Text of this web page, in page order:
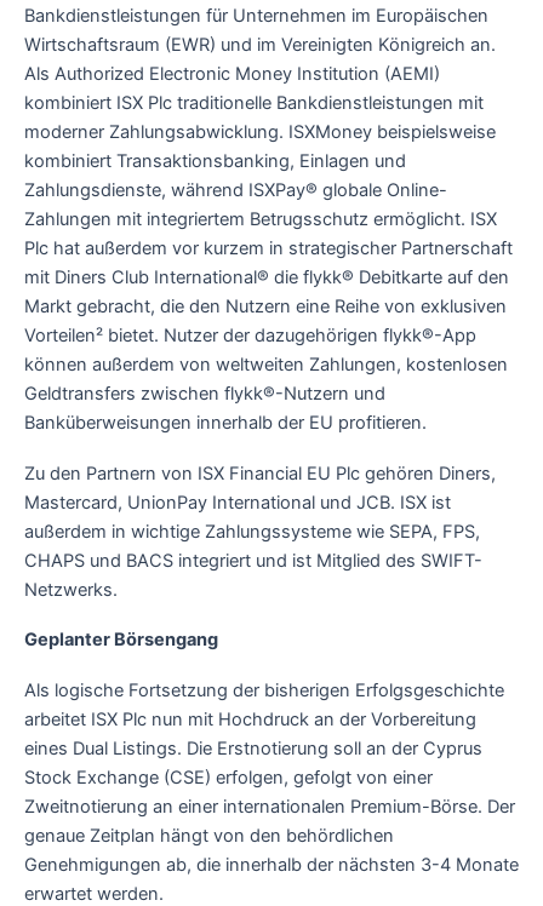
Bankdienstleistungen für Unternehmen im Europäischen
Wirtschaftsraum (EWR) und im Vereinigten Königreich an.
Als Authorized Electronic Money Institution (AEMI)
kombiniert ISX Plc traditionelle Bankdienstleistungen mit
moderner Zahlungsabwicklung. ISXMoney beispielsweise
kombiniert Transaktionsbanking, Einlagen und
Zahlungsdienste, während ISXPay® globale Online-
Zahlungen mit integriertem Betrugsschutz ermöglicht. ISX
Plc hat außerdem vor kurzem in strategischer Partnerschaft
mit Diners Club International® die flykk® Debitkarte auf den
Markt gebracht, die den Nutzern eine Reihe von exklusiven
Vorteilen² bietet. Nutzer der dazugehörigen flykk®-App
können außerdem von weltweiten Zahlungen, kostenlosen
Geldtransfers zwischen flykk®-Nutzern und
Banküberweisungen innerhalb der EU profitieren.
Zu den Partnern von ISX Financial EU Plc gehören Diners,
Mastercard, UnionPay International und JCB. ISX ist
außerdem in wichtige Zahlungssysteme wie SEPA, FPS,
CHAPS und BACS integriert und ist Mitglied des SWIFT-
Netzwerks.
Geplanter Börsengang
Als logische Fortsetzung der bisherigen Erfolgsgeschichte
arbeitet ISX Plc nun mit Hochdruck an der Vorbereitung
eines Dual Listings. Die Erstnotierung soll an der Cyprus
Stock Exchange (CSE) erfolgen, gefolgt von einer
Zweitnotierung an einer internationalen Premium-Börse. Der
genaue Zeitplan hängt von den behördlichen
Genehmigungen ab, die innerhalb der nächsten 3-4 Monate
erwartet werden.